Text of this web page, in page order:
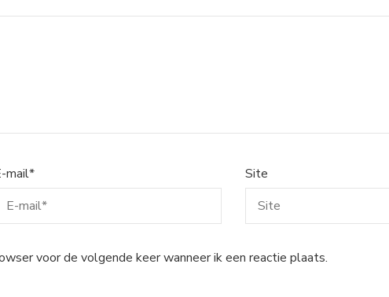
mail* Site
voor de volgende keer wanneer ik een reactie plaats.